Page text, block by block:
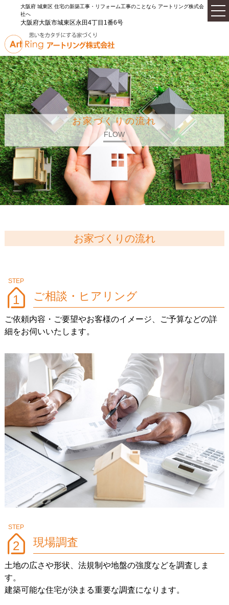
大阪府 城東区 住宅の新築工事・リフォーム工事のことなら アートリング株式会
社へ
大阪府大阪市城東区永田4丁目1番6号
お家づくりの流れ
FLOW
お家づくりの流れ
1 ご相談・ヒアリング
ご依頼内容・ご要望やお客様のイメージ、ご予算などの詳
細をお伺いいたします。
2 現場調査
土地の広さや形状、法規制や地盤の強度などを調査しま
す。
建築可能な住宅が決まる重要な調査になります。